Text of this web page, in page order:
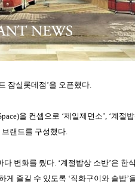
잠실롯데점’을 오픈했다.
을 컨셉으로 ‘제일제면소’, ‘계절
브랜드를 구성했다.
다 변화를 줬다. ‘계절밥상 소반’은 한
게 즐길 수 있도록 ‘직화구이와 솥밥’